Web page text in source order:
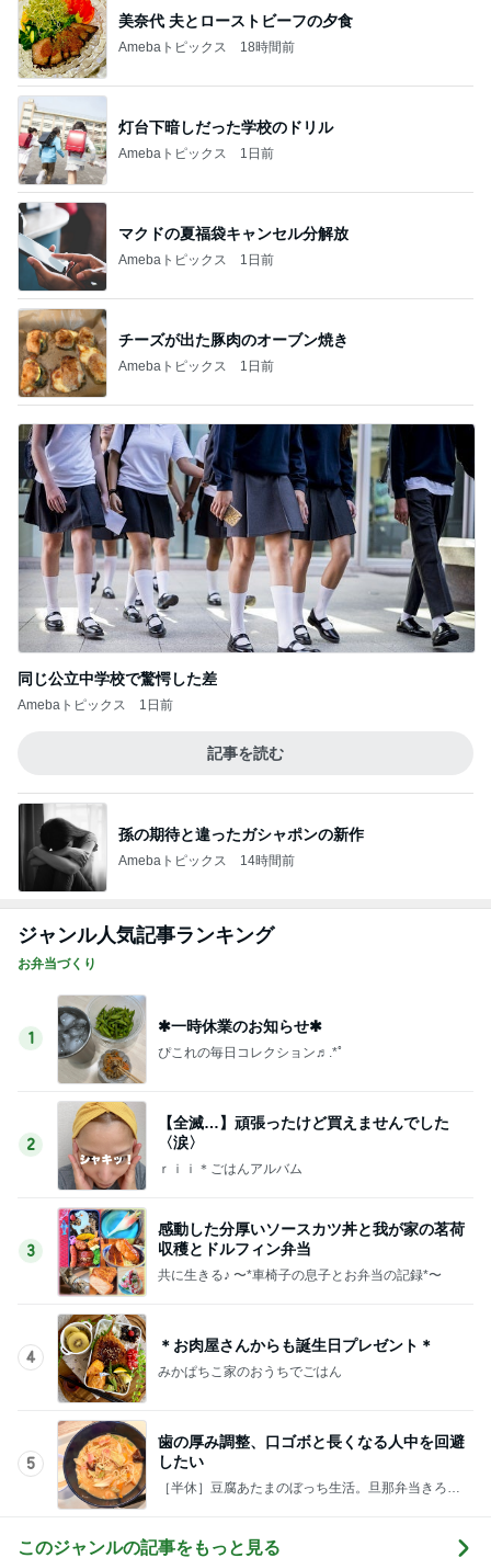
美奈代 夫とローストビーフの夕食
Amebaトピックス 18時間前
灯台下暗しだった学校のドリル
Amebaトピックス 1日前
マクドの夏福袋キャンセル分解放
Amebaトピックス 1日前
チーズが出た豚肉のオーブン焼き
Amebaトピックス 1日前
同じ公立中学校で驚愕した差
Amebaトピックス 1日前
記事を読む
孫の期待と違ったガシャポンの新作
Amebaトピックス 14時間前
ジャンル人気記事ランキング
お弁当づくり
1
✱一時休業のお知らせ✱
ぴこれの毎日コレクション♬.*ﾟ
2
【全滅…】頑張ったけど買えませんでした
〈涙〉
ｒｉｉ＊ごはんアルバム
3
感動した分厚いソースカツ丼と我が家の茗荷
収穫とドルフィン弁当
共に生きる♪ 〜*車椅子の息子とお弁当の記録*〜
4
＊お肉屋さんからも誕生日プレゼント＊
みかぱちこ家のおうちでごはん
5
歯の厚み調整、口ゴボと長くなる人中を回避
したい
［半休］豆腐あたまのぼっち生活。旦那弁当きろく
このジャンルの記事をもっと見る